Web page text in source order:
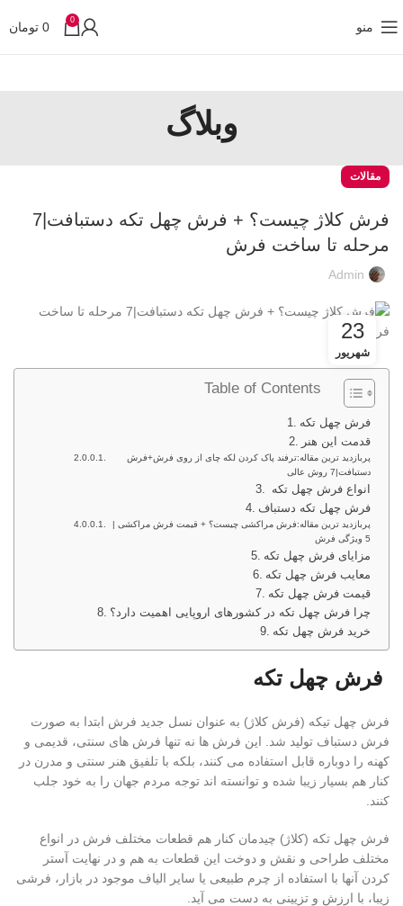
منو 0
0 تومان
وبلاگ
مقالات
فرش کلاژ چیست؟ + فرش چهل تکه دستبافت|7
مرحله تا ساخت فرش
Admin
23
شهریور
Table of Contents
فرش چهل تکه
قدمت این هنر
پربازدید ترین مقاله:ترفند پاک کردن لکه چای از روی فرش+فرش
دستبافت|7 روش عالی
انواع فرش چهل تکه
فرش چهل تکه دستباف
پربازدید ترین مقاله:فرش مراکشی چیست؟ + قیمت فرش مراکشی |
5 ویژگی فرش
مزایای فرش چهل تکه
معایب فرش چهل تکه
قیمت فرش چهل تکه
چرا فرش چهل تکه در کشورهای اروپایی اهمیت دارد؟
خرید فرش چهل تکه
فرش چهل تکه
فرش چهل تیکه (فرش کلاژ) به عنوان نسل جدید فرش ابتدا به صورت
فرش دستباف تولید شد. این فرش ها نه تنها فرش های سنتی، قدیمی و
کهنه را دوباره قابل استفاده می کنند، بلکه با تلفیق هنر سنتی و مدرن در
کنار هم بسیار زیبا شده و توانسته اند توجه مردم جهان را به خود جلب
کنند.
فرش چهل تکه (کلاژ) چیدمان کنار هم قطعات مختلف فرش در انواع
مختلف طراحی و نقش و دوخت این قطعات به هم و در نهایت آستر
کردن آنها با استفاده از چرم طبیعی یا سایر الیاف موجود در بازار، فرشی
زیبا، با ارزش و تزیینی به دست می آید.